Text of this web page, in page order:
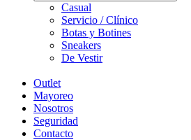
Casual
Servicio / Clínico
Botas y Botines
Sneakers
De Vestir
Outlet
Mayoreo
Nosotros
Seguridad
Contacto